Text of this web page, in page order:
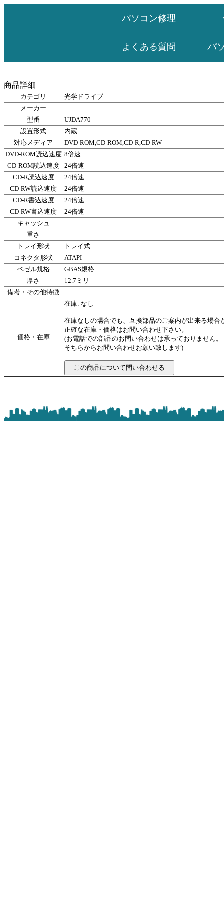
パソコン修理
よくある質問 パ
商品詳細
カテゴリ
光学ドライブ
メーカー
型番
UJDA770
設置形式
内蔵
対応メディア
DVD-ROM,CD-ROM,CD-R,CD-RW
DVD-ROM読込速度 8倍速
CD-ROM読込速度
24倍速
CD-R読込速度
24倍速
CD-RW読込速度
24倍速
CD-R書込速度
24倍速
CD-RW書込速度
24倍速
キャッシュ
重さ
トレイ形状
トレイ式
コネクタ形状
ATAPI
ベゼル規格
GBAS規格
厚さ
12.7ミリ
備考・その他特徴
価格・在庫
在庫: なし
在庫なしの場合でも、互換部品のご案内が出来る場合
正確な在庫・価格はお問い合わせ下さい。
(お電話での部品のお問い合わせは承っておりません
そちらからお問い合わせお願い致します)